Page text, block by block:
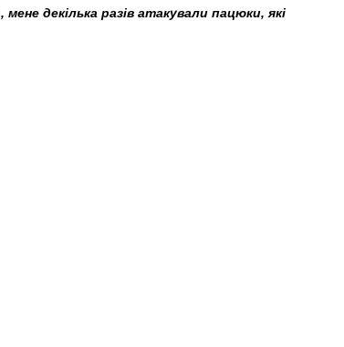
декілька разів атакували пацюки, які